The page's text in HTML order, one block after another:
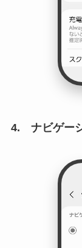
4. ナビゲーシ